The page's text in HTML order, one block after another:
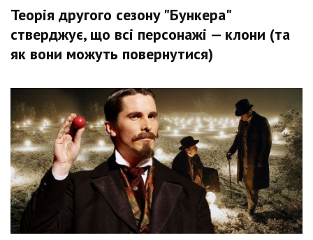
Теорія другого сезону "Бункера"
стверджує, що всі персонажі — клони (та
як вони можуть повернутися)